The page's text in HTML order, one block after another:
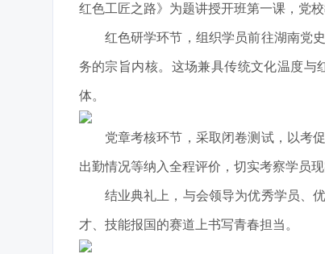
红色工匠之路》为题讲授开班第一课，党
红色研学环节，组织学员前往湖南党
务的宗旨内核。这场兼具传统文化温度与
体。
党章考核环节，采取闭卷测试，以考
出勤情况等纳入全程评价，切实考察学员现
结业典礼上，与会领导为优秀学员、
才、技能报国的赛道上书写青春担当。